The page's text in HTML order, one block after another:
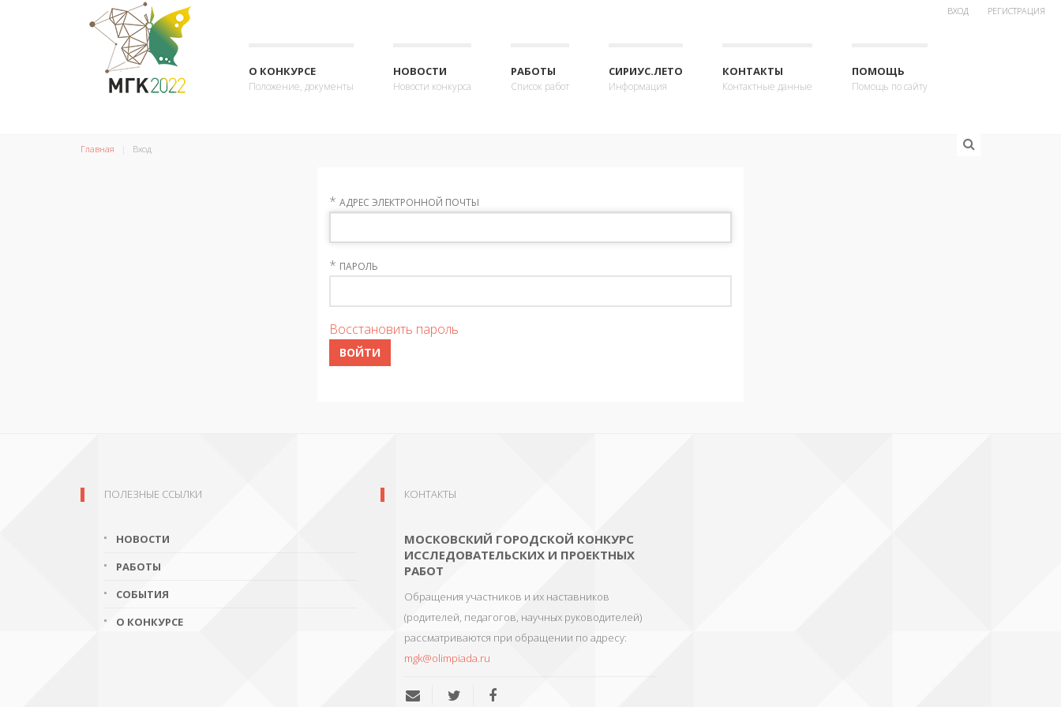
ВХОД РЕГИСТРАЦИЯ
О КОНКУРСЕ
Положение, документы
НОВОСТИ
Новости конкурса
РАБОТЫ
Список работ
СИРИУС.ЛЕТО
Информация
КОНТАКТЫ
Контактные данные
ПОМОЩЬ
Помощь по сайту
Главная Вход
* АДРЕС ЭЛЕКТРОННОЙ ПОЧТЫ
* ПАРОЛЬ
Восстановить пароль
ВОЙТИ
ПОЛЕЗНЫЕ ССЫЛКИ
НОВОСТИ
РАБОТЫ
СОБЫТИЯ
О КОНКУРСЕ
КОНТАКТЫ
МОСКОВСКИЙ ГОРОДСКОЙ КОНКУРС
ИССЛЕДОВАТЕЛЬСКИХ И ПРОЕКТНЫХ
РАБОТ
Обращения участников и их наставников
(родителей, педагогов, научных руководителей)
рассматриваются при обращении по адресу:
mgk@olimpiada.ru